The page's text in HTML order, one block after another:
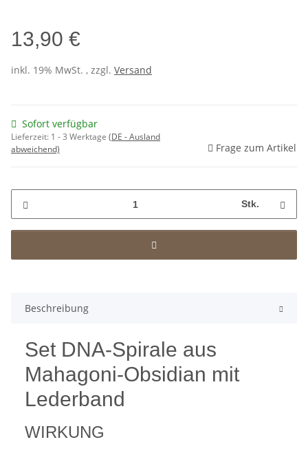
13,90 €
inkl. 19% MwSt. , zzgl. Versand
Sofort verfügbar
Lieferzeit: 1 - 3 Werktage (DE - Ausland
abweichend)
Frage zum Artikel
Stk.
Beschreibung
Set DNA-Spirale aus
Mahagoni-Obsidian mit
Lederband
WIRKUNG